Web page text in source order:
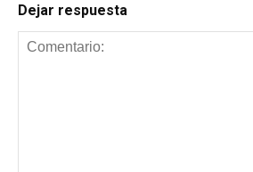
Dejar respuesta